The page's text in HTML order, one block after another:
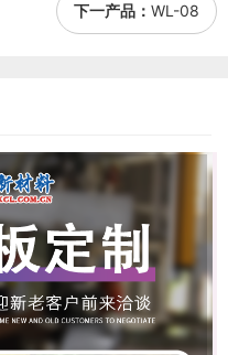
下一产品： WL-08